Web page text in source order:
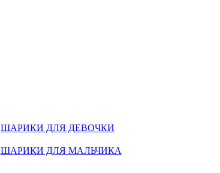
ШАРИКИ ДЛЯ ДЕВОЧКИ
ШАРИКИ ДЛЯ МАЛЬЧИКА